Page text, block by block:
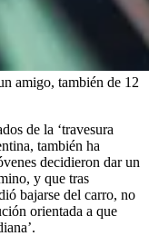
amigo, también de 12
de la ‘travesura
también ha
decidieron dar un
y que tras
bajarse del carro, no
orientada a que